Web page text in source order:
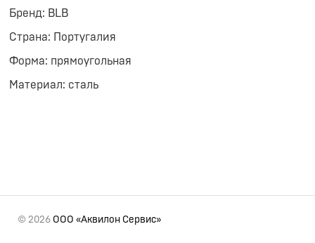
Бренд: BLB
Страна: Португалия
Форма: прямоугольная
Материал: сталь
© 2026 ООО «Аквилон Сервис»